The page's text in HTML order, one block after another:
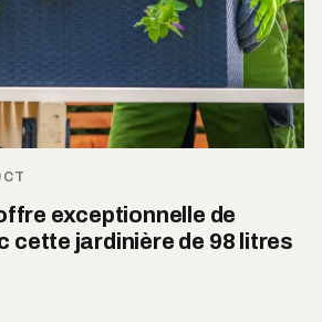
exceptionnelle de
cette jardinière de 98 litres